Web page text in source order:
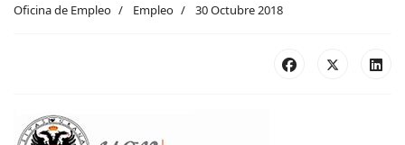
Oficina de Empleo Empleo 30 Octubre 2018